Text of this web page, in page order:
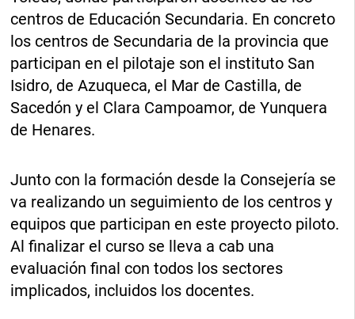
centros de Educación Secundaria. En concreto
los centros de Secundaria de la provincia que
participan en el pilotaje son el instituto San
Isidro, de Azuqueca, el Mar de Castilla, de
Sacedón y el Clara Campoamor, de Yunquera
de Henares.
Junto con la formación desde la Consejería se
va realizando un seguimiento de los centros y
equipos que participan en este proyecto piloto.
Al finalizar el curso se lleva a cab una
evaluación final con todos los sectores
implicados, incluidos los docentes.